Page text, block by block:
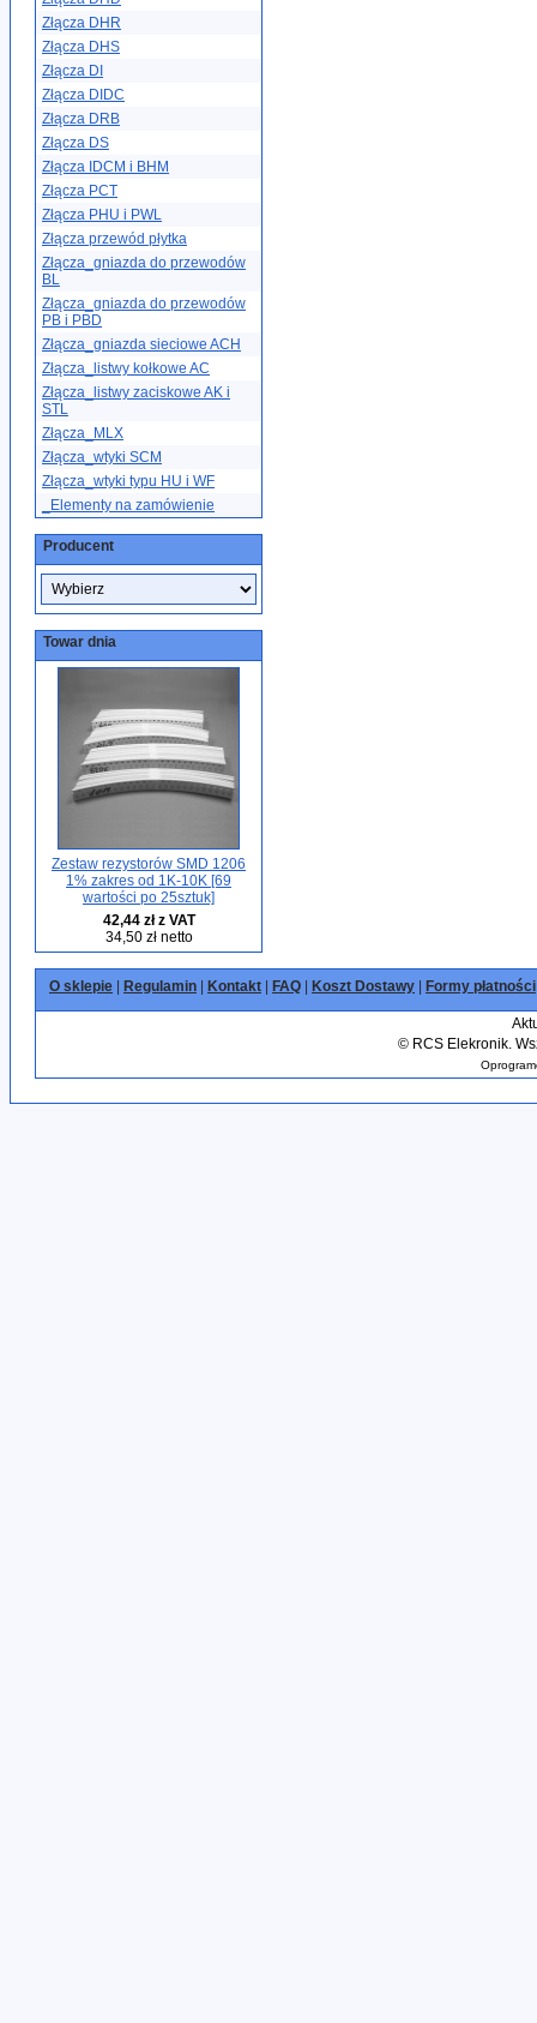
Złącza DHR
Złącza DHS
Złącza DI
Złącza DIDC
Złącza DRB
Złącza DS
Złącza IDCM i BHM
Złącza PCT
Złącza PHU i PWL
Złącza przewód płytka
Złącza_gniazda do przewodów
BL
Złącza_gniazda do przewodów
PB i PBD
Złącza_gniazda sieciowe ACH
Złącza_listwy kołkowe AC
Złącza_listwy zaciskowe AK i
STL
Złącza_MLX
Złącza_wtyki SCM
Złącza_wtyki typu HU i WF
_Elementy na zamówienie
Producent
Towar dnia
Zestaw rezystorów SMD 1206
1% zakres od 1K-10K [69
wartości po 25sztuk]
42,44 zł z VAT
34,50 zł netto
O sklepie Regulamin Kontakt FAQ Koszt Dostawy Formy płatności
©RCS Elekronik.